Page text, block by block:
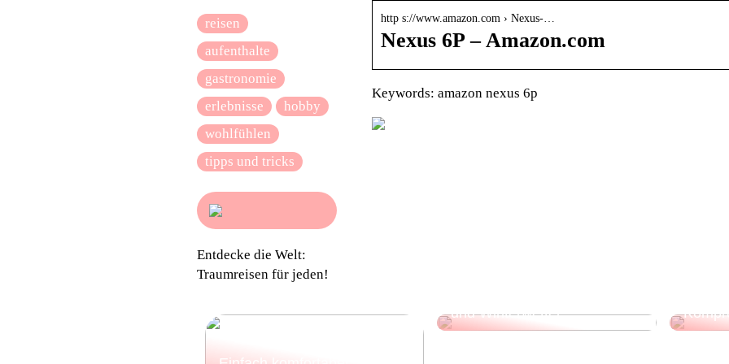
http s://www.amazon.com › Nexus-…
Nexus 6P – Amazon.com
Keywords: amazon nexus 6p
reisen
aufenthalte
gastronomie
erlebnisse
hobby
wohlfühlen
tipps und tricks
Entdecke die Welt:
Traumreisen für jeden!
und Winterwetter